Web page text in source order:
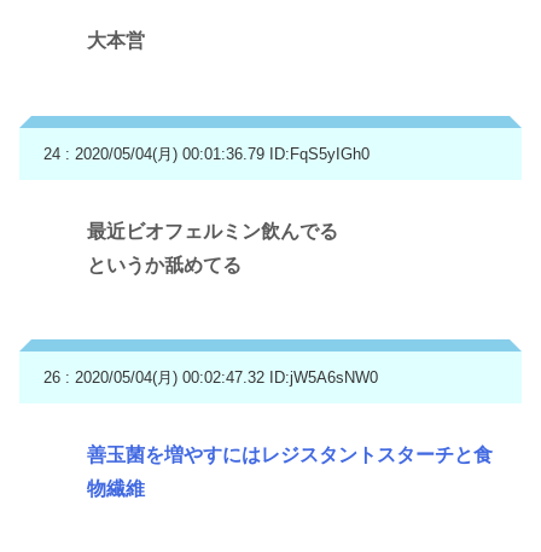
大本営
24 : 2020/05/04(月) 00:01:36.79 ID:FqS5yIGh0
最近ビオフェルミン飲んでる
というか舐めてる
26 : 2020/05/04(月) 00:02:47.32 ID:jW5A6sNW0
善玉菌を増やすにはレジスタントスターチと食
物繊維